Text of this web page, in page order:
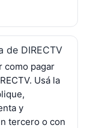
de DIRECTV
como pagar
Usá la
y
tercero o con